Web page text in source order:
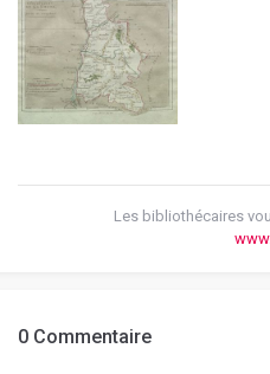
Les bibliothécaires
0 Commentaire